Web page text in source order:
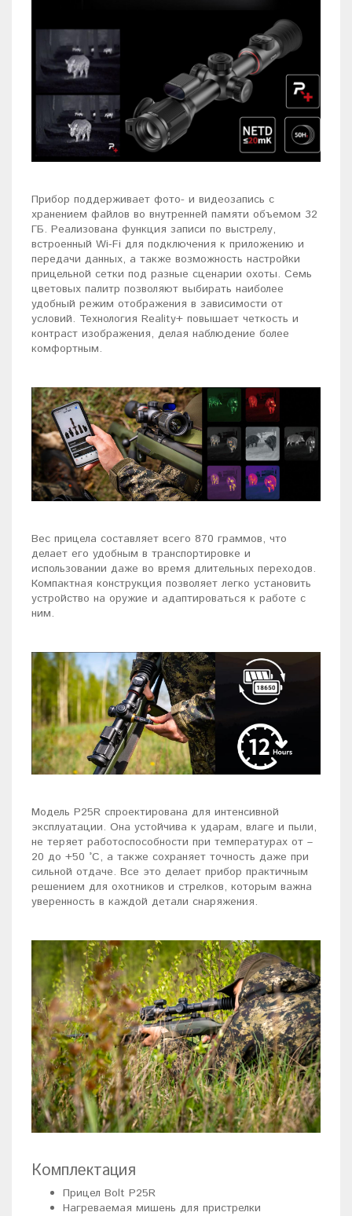
Прибор поддерживает фото- и видеозапись с
хранением файлов во внутренней памяти объемом 32
ГБ. Реализована функция записи по выстрелу,
встроенный Wi-Fi для подключения к приложению и
передачи данных, а также возможность настройки
прицельной сетки под разные сценарии охоты. Семь
цветовых палитр позволяют выбирать наиболее
удобный режим отображения в зависимости от
условий. Технология Reality+ повышает четкость и
контраст изображения, делая наблюдение более
комфортным.
Вес прицела составляет всего 870 граммов, что
делает его удобным в транспортировке и
использовании даже во время длительных переходов.
Компактная конструкция позволяет легко установить
устройство на оружие и адаптироваться к работе с
ним.
Модель P25R спроектирована для интенсивной
эксплуатации. Она устойчива к ударам, влаге и пыли,
не теряет работоспособности при температурах от –
20 до +50 °C, а также сохраняет точность даже при
сильной отдаче. Все это делает прибор практичным
решением для охотников и стрелков, которым важна
уверенность в каждой детали снаряжения.
Комплектация
Прицел Bolt P25R
Нагреваемая мишень для пристрелки